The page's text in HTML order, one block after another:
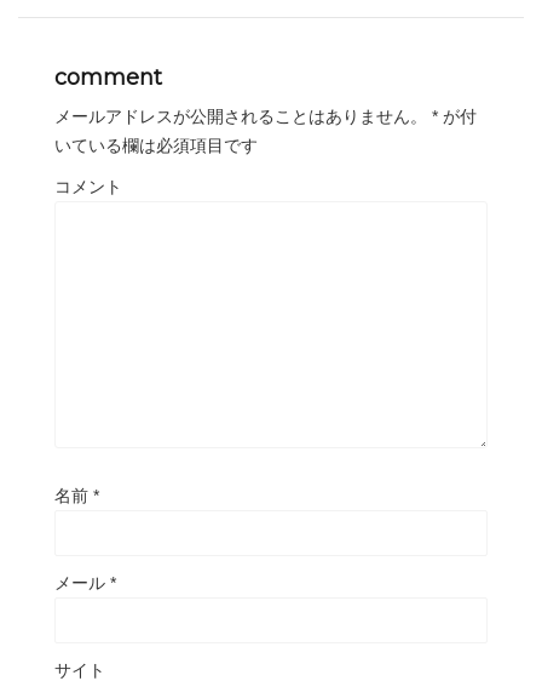
comment
メールアドレスが公開されることはありません。 * が付
いている欄は必須項目です
コメント
名前 *
メール *
サイト